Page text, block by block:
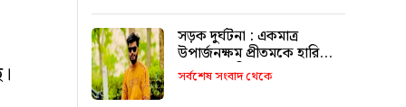
সড়ক দুর্ঘটনা : একমাত্র
উপার্জনক্ষম প্রীতমকে হারিয়ে
বাকরুদ্ধ পরিবার
সর্বশেষ সংবাদ থেকে